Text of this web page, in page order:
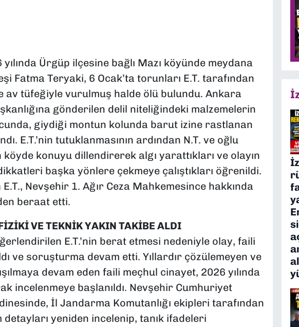
Ürgüp ilçesine bağlı Mazı köyünde meydana
Fatma Teryaki, 6 Ocak’ta torunları E.T. tarafından
av tüfeğiyle vurulmuş halde ölü bulundu. Ankara
gönderilen delil niteliğindeki malzemelerin
giydiği montun kolunda barut izine rastlanan
E.T.’nin tutuklanmasının ardından N.T. ve oğlu
konuyu dillendirerek algı yarattıkları ve olayın
başka yönlere çekmeye çalıştıkları öğrenildi.
Nevşehir 1. Ağır Ceza Mahkemesince hakkında
beraat etti.
VE TEKNİK YAKIN TAKİBE ALDI
E.T.’nin berat etmesi nedeniyle olay, faili
ve soruşturma devam etti. Yıllardır çözülemeyen ve
devam eden faili meçhul cinayet, 2026 yılında
incelenmeye başlanıldı. Nevşehir Cumhuriyet
İl Jandarma Komutanlığı ekipleri tarafından
detayları yeniden incelenip, tanık ifadeleri